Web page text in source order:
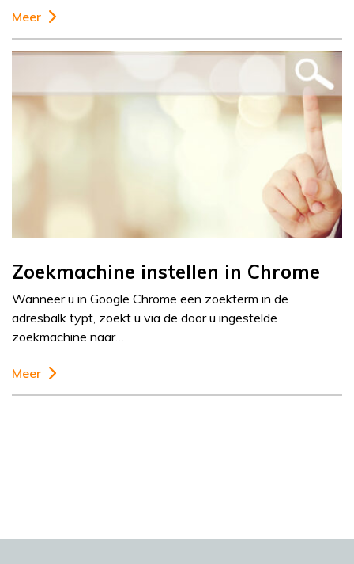
Meer
Zoekmachine instellen in Chrome
Wanneer u in Google Chrome een zoekterm in de
adresbalk typt, zoekt u via de door u ingestelde
zoekmachine naar…
Meer